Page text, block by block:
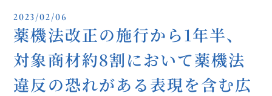
2023/02/06
薬機法改正の施行から1年半、
対象商材約8割において薬機法
違反の恐れがある表現を含む広